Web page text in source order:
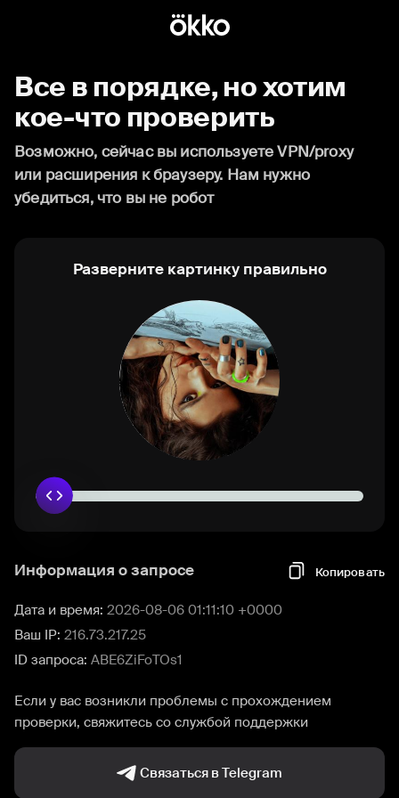
Все в порядке, но хотим
кое-что проверить
Возможно, сейчас вы используете VPN/proxy
или расширения к браузеру. Нам нужно
убедиться, что вы не робот
Разверните картинку правильно
Информация о запросе Копировать
Дата и время: 2026-08-06 01:11:10 +0000
Ваш IP: 216.73.217.25
ID запроса: ABE6ZiFoTOs1
Если у вас возникли проблемы с прохождением
проверки, свяжитесь со службой поддержки
Связаться в Telegram